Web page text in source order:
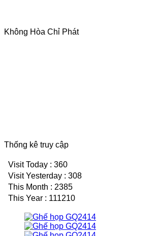
Không Hòa Chỉ Phát
Thống kê truy cập
Visit Today : 360
Visit Yesterday : 308
This Month : 2385
This Year : 111210